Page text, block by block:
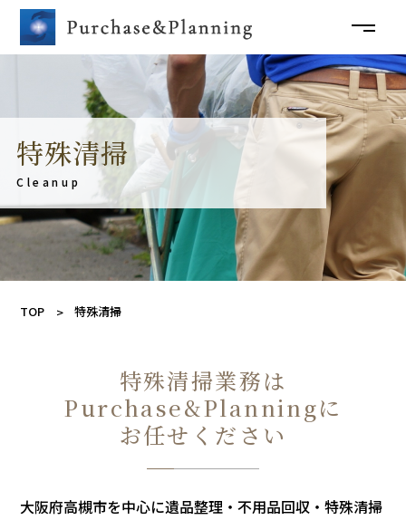
特殊清掃
Cleanup
TOP 特殊清掃
特殊清掃業務は
Purchase&Planningに
お任せください
大阪府高槻市を中心に遺品整理・不用品回収・特殊清掃